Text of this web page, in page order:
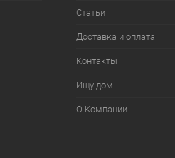
Статьи
Доставка и оплата
Контакты
Ищу дом
О Компании